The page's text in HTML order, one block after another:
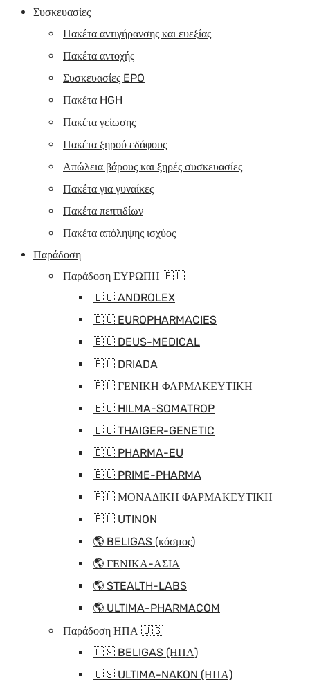
Συσκευασίες
Πακέτα αντιγήρανσης και ευεξίας
Πακέτα αντοχής
Συσκευασίες EPO
Πακέτα HGH
Πακέτα γείωσης
Πακέτα ξηρού εδάφους
Απώλεια βάρους και ξηρές συσκευασίες
Πακέτα για γυναίκες
Πακέτα πεπτιδίων
Πακέτα απόληψης ισχύος
Παράδοση
Παράδοση ΕΥΡΩΠΗ 🇪🇺
🇪🇺 ANDROLEX
🇪🇺 EUROPHARMACIES
🇪🇺 DEUS-MEDICAL
🇪🇺 DRIADA
🇪🇺 ΓΕΝΙΚΗ ΦΑΡΜΑΚΕΥΤΙΚΗ
🇪🇺 HILMA-SOMATROP
🇪🇺 THAIGER-GENETIC
🇪🇺 PHARMA-EU
🇪🇺 PRIME-PHARMA
🇪🇺 ΜΟΝΑΔΙΚΗ ΦΑΡΜΑΚΕΥΤΙΚΗ
🇪🇺 UTINON
🌎 BELIGAS (κόσμος)
🌎 ΓΕΝΙΚΑ-ΑΣΙΑ
🌎 STEALTH-LABS
🌎 ULTIMA-PHARMACOM
Παράδοση ΗΠΑ 🇺🇸
🇺🇸 BELIGAS (ΗΠΑ)
🇺🇸 ULTIMA-NAKON (ΗΠΑ)